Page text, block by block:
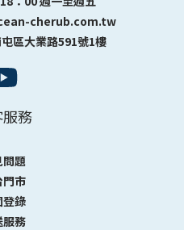
cherub.com.tw
區大業路591號1樓
務
問題
門市
登錄
服務